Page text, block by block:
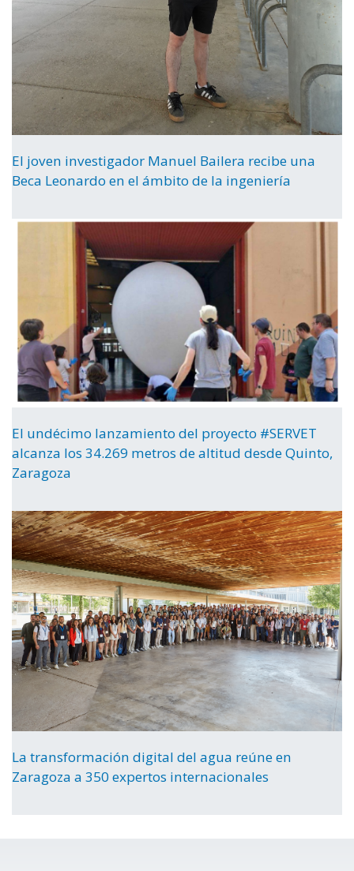
El joven investigador Manuel Bailera recibe una
Beca Leonardo en el ámbito de la ingeniería
El undécimo lanzamiento del proyecto #SERVET
alcanza los 34.269 metros de altitud desde Quinto,
Zaragoza
La transformación digital del agua reúne en
Zaragoza a 350 expertos internacionales